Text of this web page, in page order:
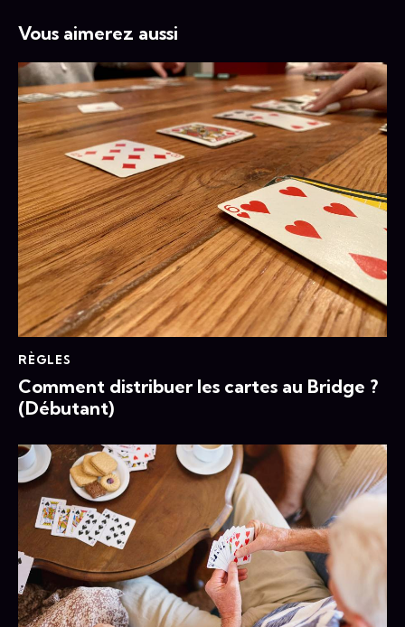
Vous aimerez aussi
RÈGLES
Comment distribuer les cartes au Bridge ?
(Débutant)